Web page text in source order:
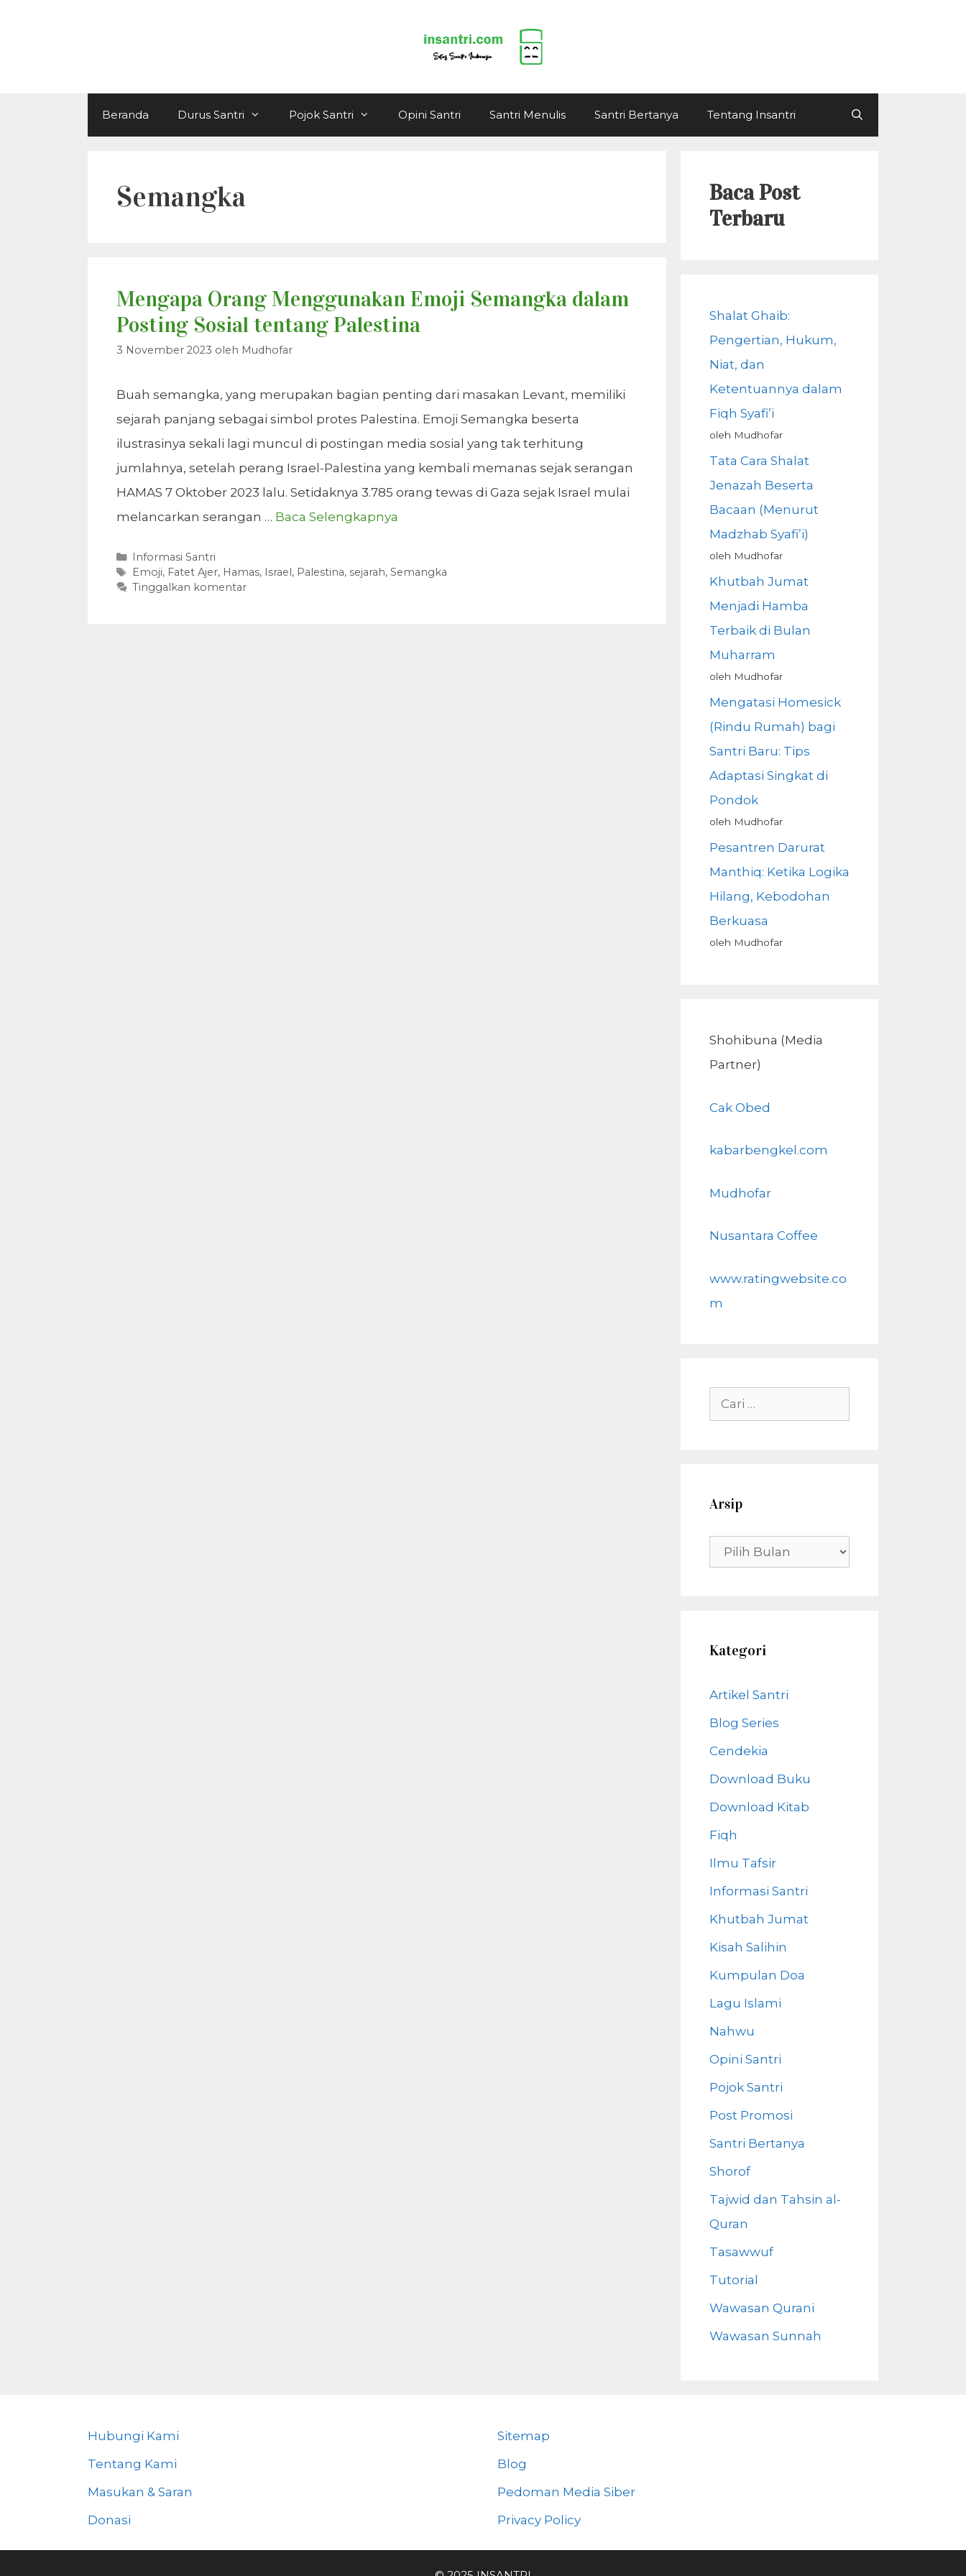
Beranda Durus Santri Pojok Santri Opini Santri Santri Menulis Santri Bertanya Tentang Insantri
Semangka
Mengapa Orang Menggunakan Emoji Semangka dalam
Posting Sosial tentang Palestina
3 November 2023 oleh Mudhofar
Buah semangka, yang merupakan bagian penting dari masakan Levant, memiliki
sejarah panjang sebagai simbol protes Palestina. Emoji Semangka beserta
ilustrasinya sekali lagi muncul di postingan media sosial yang tak terhitung
jumlahnya, setelah perang Israel-Palestina yang kembali memanas sejak serangan
HAMAS 7 Oktober 2023 lalu. Setidaknya 3.785 orang tewas di Gaza sejak Israel mulai
melancarkan serangan … Baca Selengkapnya
Kategori
Informasi Santri
Tag
Emoji, Fatet Ajer, Hamas, Israel, Palestina, sejarah, Semangka
Tinggalkan komentar
Baca Post
Terbaru
Shalat Ghaib:
Pengertian, Hukum,
Niat, dan
Ketentuannya dalam
Fiqh Syafi’i
oleh Mudhofar
Tata Cara Shalat
Jenazah Beserta
Bacaan (Menurut
Madzhab Syafi’i)
oleh Mudhofar
Khutbah Jumat
Menjadi Hamba
Terbaik di Bulan
Muharram
oleh Mudhofar
Mengatasi Homesick
(Rindu Rumah) bagi
Santri Baru: Tips
Adaptasi Singkat di
Pondok
oleh Mudhofar
Pesantren Darurat
Manthiq: Ketika Logika
Hilang, Kebodohan
Berkuasa
oleh Mudhofar
Shohibuna (Media
Partner)
Cak Obed
kabarbengkel.com
Mudhofar
Nusantara Coffee
www.ratingwebsite.co
m
Cari
untuk:
Arsip
Arsip
Kategori
Artikel Santri
Blog Series
Cendekia
Download Buku
Download Kitab
Fiqh
Ilmu Tafsir
Informasi Santri
Khutbah Jumat
Kisah Salihin
Kumpulan Doa
Lagu Islami
Nahwu
Opini Santri
Pojok Santri
Post Promosi
Santri Bertanya
Shorof
Tajwid dan Tahsin al-
Quran
Tasawwuf
Tutorial
Wawasan Qurani
Wawasan Sunnah
Hubungi Kami
Tentang Kami
Masukan & Saran
Donasi
Sitemap
Blog
Pedoman Media Siber
Privacy Policy